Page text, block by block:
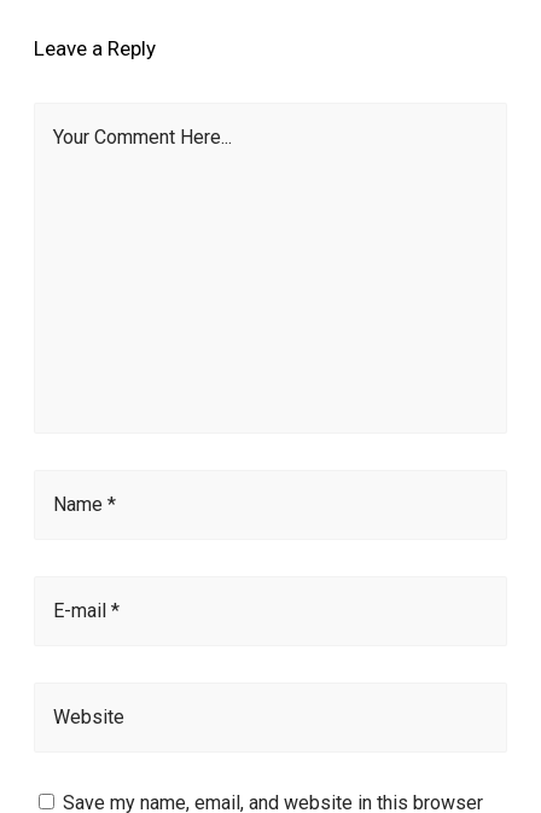
Leave a Reply
Your Comment Here...
Name *
E-mail *
Website
Save my name, email, and website in this browser